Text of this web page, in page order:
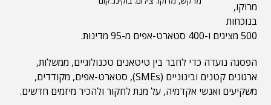
מרוקו,
בנוכחות
500 מציגים ו-400 סטארט-אפים מ-95 מדינות.
הפסגה נועדה כדי לחבר בין טיטאנים טכנולוגיים, ממשלות,
ארגונים קטנים ובינוניים (SMEs), סטארט-אפים, מקודדים,
משקיעים ואנשי אקדמיה, על מנת לחקור ולהכיר מיזמים חדשים.